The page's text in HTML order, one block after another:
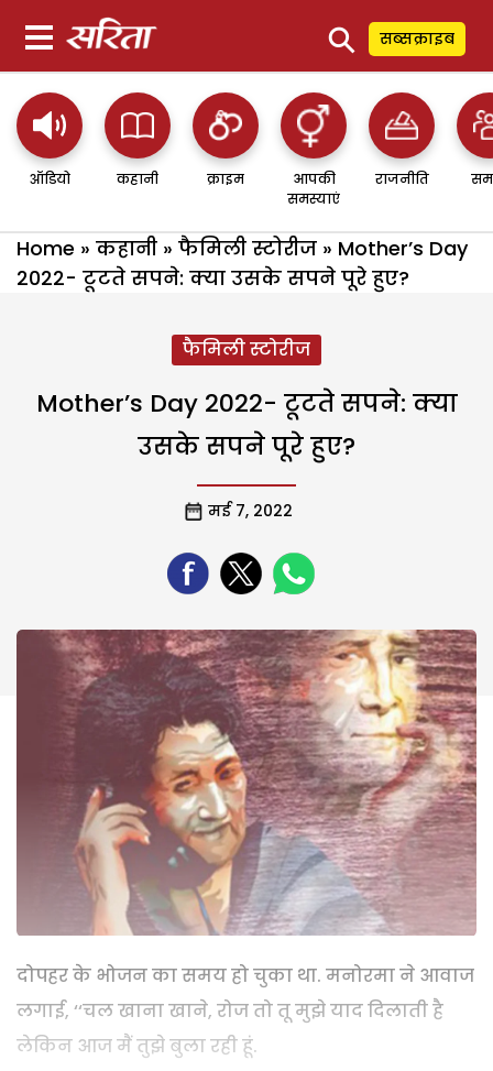
⚲ सब्सक्राइब
ऑडियो कहानी क्राइम
आपकी
समस्याएं
राजनीति
Home » कहानी » फैमिली स्टोरीज » Mother’s Day
2022- टूटते सपने: क्या उसके सपने पूरे हुए?
फैमिली स्टोरीज
Mother’s Day 2022- टूटते सपने: क्या
उसके सपने पूरे हुए?
मई 7, 2022
दोपहर के भोजन का समय हो चुका था. मनोरमा ने आवाज
लगाई, ‘‘चल खाना खाने, रोज तो तू मुझे याद दिलाती है
लेकिन आज मैं तुझे बुला रही हूं.